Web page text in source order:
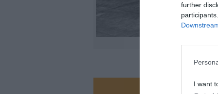
further
I want